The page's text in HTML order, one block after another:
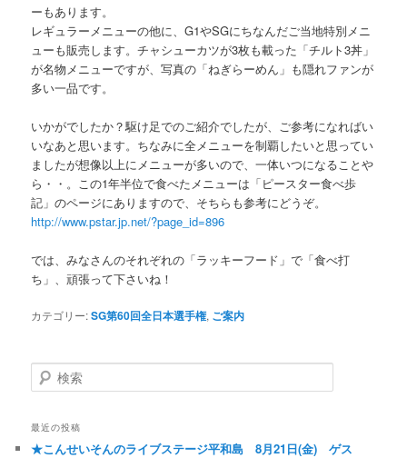
ーもあります。
レギュラーメニューの他に、G1やSGにちなんだご当地特別メニ
ューも販売します。チャシューカツが3枚も載った「チルト3丼」
が名物メニューですが、写真の「ねぎらーめん」も隠れファンが
多い一品です。
いかがでしたか？駆け足でのご紹介でしたが、ご参考になればい
いなあと思います。ちなみに全メニューを制覇したいと思ってい
ましたが想像以上にメニューが多いので、一体いつになることや
ら・・。この1年半位で食べたメニューは「ピースター食べ歩
記」のページにありますので、そちらも参考にどうぞ。
http://www.pstar.jp.net/?page_id=896
では、みなさんのそれぞれの「ラッキーフード」で「食べ打
ち」、頑張って下さいね！
カテゴリー:SG第60回全日本選手権, ご案内
検索
最近の投稿
★こんせいそんのライブステージ平和島 8月21日(金) ゲス